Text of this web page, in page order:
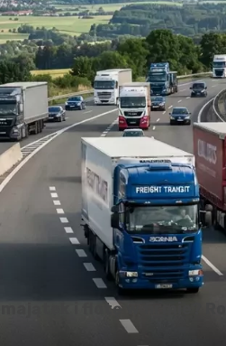
Przewodnik po